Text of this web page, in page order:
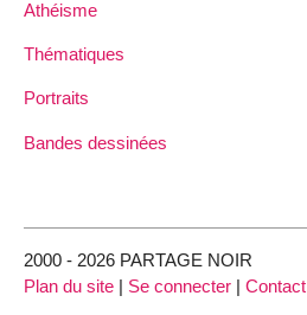
Athéisme
Thématiques
Portraits
Bandes dessinées
2000 - 2026 PARTAGE NOIR
Plan du site | Se connecter | Contact